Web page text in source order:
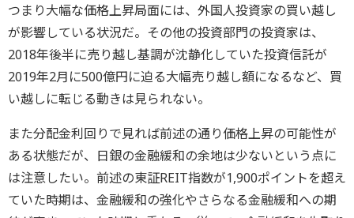
つまり大幅な価格上昇局面には、外国人投資家の買い越し
が影響している状況だ。その他の投資部門の投資家は、
2018年後半に売り越し基調が沈静化していた投資信託が
2019年2月に500億円に迫る大幅売り越し額になるなど、買
い越しに転じる動きは見られない。
また分配金利回りで見れば前述の通り価格上昇の可能性が
ある状態だが、日銀の金融緩和の余地は少ないという点に
は注意したい。前述の東証REIT指数が1,900ポイントを超え
ていた時期は、金融緩和の強化やさらなる金融緩和への期